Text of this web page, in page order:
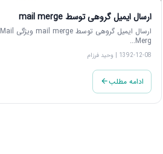
ارسال ایمیل گروهی توسط mail merge
ارسال ایمیل گروهی توسط mail merge ویژگی Mail
Merg...
1392-12-08 | وحید فرزام
ادامه مطلب